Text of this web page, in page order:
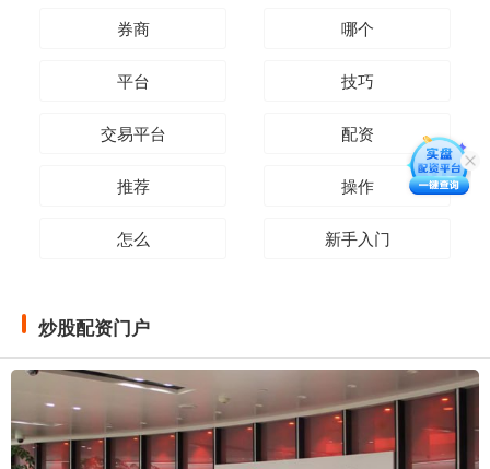
券商 哪个
平台 技巧
交易平台 配资
推荐 操作
怎么 新手入门
炒股配资门户